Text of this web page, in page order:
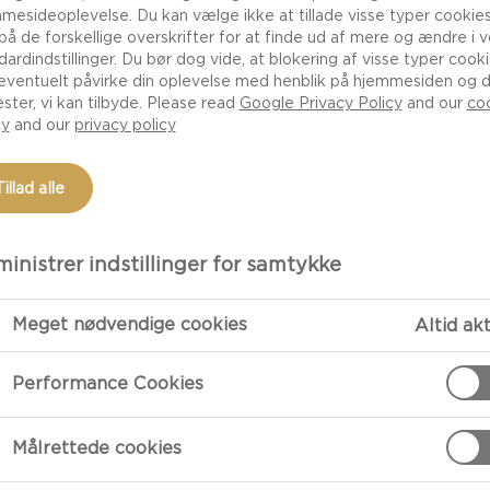
til en grotte uden for den franske landsby,
og ost i grotten. Da han kom tilbage nogle
der voksede i grotten. I dag har man forfinet den
typer blåskimmelost blot ved at tilsætte
trænger ilt ind i kernen. Det sikres ved at
i luftkanalerne og udvikler smag under
Du kan vælge ikke at tillade visse typer cookies.
de forskellige overskrifter for at finde ud af mere og ændre i
Du bør dog vide, at blokering af visse typer
påvirke din oplevelse med henblik på hjemmesiden og
vi kan tilbyde. Please read Google Privacy Policyand our
and our privacy policy
alle
indstillinger for samtykke
Meget nødvendige cookies Altid
Performance Cookies
Målrettede cookies